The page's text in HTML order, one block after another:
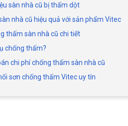
sàn nhà cũ bị thấm dột
nhà cũ hiệu quả với sản phẩm Vitec
thấm sàn nhà cũ chi tiết
chống thấm?
chi phí chống thấm sàn nhà cũ
sơn chống thấm Vitec uy tín